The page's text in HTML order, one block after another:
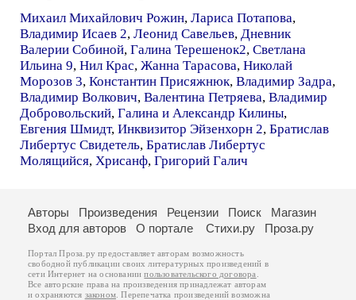
Михаил Михайлович Рожин, Лариса Потапова,
Владимир Исаев 2, Леонид Савельев, Дневник
Валерии Собиной, Галина Терешенок2, Светлана
Ильина 9, Нил Крас, Жанна Тарасова, Николай
Морозов 3, Константин Присяжнюк, Владимир Задра,
Владимир Волкович, Валентина Петряева, Владимир
Добровольский, Галина и Александр Килины,
Евгения Шмидт, Инквизитор Эйзенхорн 2, Братислав
Либертус Свидетель, Братислав Либертус
Молящийся, Хрисанф, Григорий Галич
Авторы Произведения Рецензии Поиск
Магазин
Вход для авторов
О портале Стихи.ру Проза.ру
Портал Проза.ру предоставляет авторам возможность
свободной публикации своих литературных произведений в
сети Интернет на основаниипользовательского договора
Все авторские права на произведения принадлежат авторам
и охраняются законом . Перепечатка произведений возможна